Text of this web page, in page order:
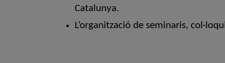
Catalunya.
L’organització de seminaris,